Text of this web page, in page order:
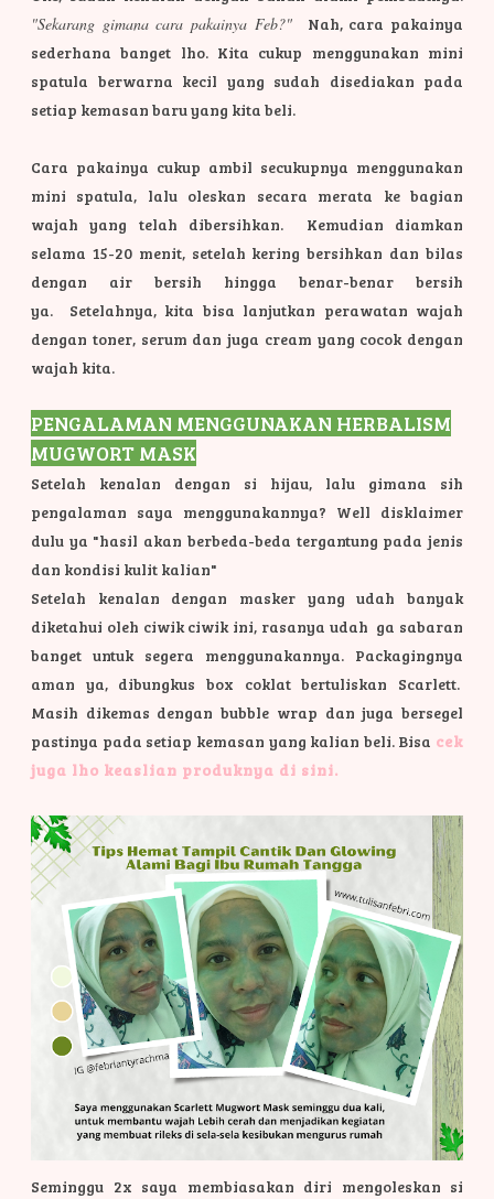
"Sekarang gimana cara pakainya Feb?" Nah, cara pakainya
sederhana banget lho. Kita cukup menggunakan mini
spatula berwarna kecil yang sudah disediakan pada
setiap kemasan baru yang kita beli.
Cara pakainya cukup ambil secukupnya menggunakan
mini spatula, lalu oleskan secara merata ke bagian
wajah yang telah dibersihkan. Kemudian diamkan
selama 15-20 menit, setelah kering bersihkan dan bilas
dengan air bersih hingga benar-benar bersih
ya. Setelahnya, kita bisa lanjutkan perawatan wajah
dengan toner, serum dan juga cream yang cocok dengan
wajah kita.
PENGALAMAN MENGGUNAKAN HERBALISM
MUGWORT MASK
Setelah kenalan dengan si hijau, lalu gimana sih
pengalaman saya menggunakannya? Well disklaimer
dulu ya "hasil akan berbeda-beda tergantung pada jenis
dan kondisi kulit kalian"
Setelah kenalan dengan masker yang udah banyak
diketahui oleh ciwik ciwik ini, rasanya udah ga sabaran
banget untuk segera menggunakannya. Packagingnya
aman ya, dibungkus box coklat bertuliskan Scarlett.
Masih dikemas dengan bubble wrap dan juga bersegel
pastinya pada setiap kemasan yang kalian beli. Bisa cek
juga lho keaslian produknya di sini.
Seminggu 2x saya membiasakan diri mengoleskan si